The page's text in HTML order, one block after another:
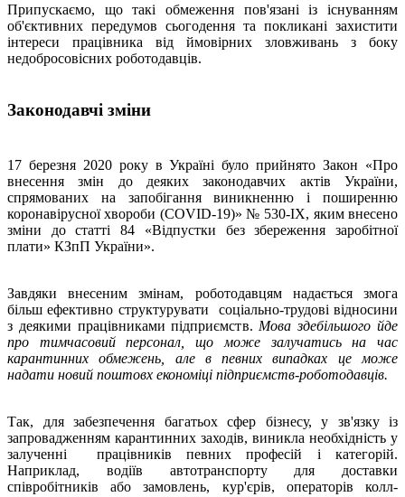
Припускаємо, що такі обмеження пов'язані із існуванням
об'єктивних передумов сьогодення та покликані захистити
інтереси працівника від ймовірних зловживань з боку
недобросовісних роботодавців.
Законодавчі зміни
17 березня 2020 року в Україні було прийнято Закон «Про
внесення змін до деяких законодавчих актів України,
спрямованих на запобігання виникненню і поширенню
коронавірусної хвороби (COVID-19)» № 530-IX, яким внесено
зміни до статті 84 «Відпустки без збереження заробітної
плати» КЗпП України».
Завдяки внесеним змінам, роботодавцям надається змога
більш ефективно структурувати соціально-трудові відносини
з деякими працівниками підприємств. Мова здебільшого йде
про тимчасовий персонал, що може залучатись на час
карантинних обмежень, але в певних випадках це може
надати новий поштовх економіці підприємств-роботодавців.
Так, для забезпечення багатьох сфер бізнесу, у зв'язку із
запровадженням карантинних заходів, виникла необхідність у
залученні працівників певних професій і категорій.
Наприклад, водіїв автотранспорту для доставки
співробітників або замовлень, кур'єрів, операторів колл-